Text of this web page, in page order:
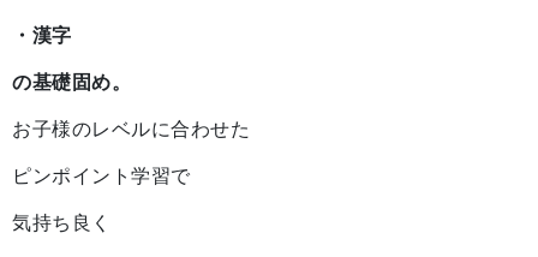
・漢字
の基礎固め。
お子様のレベルに合わせた
ピンポイント学習で
気持ち良く